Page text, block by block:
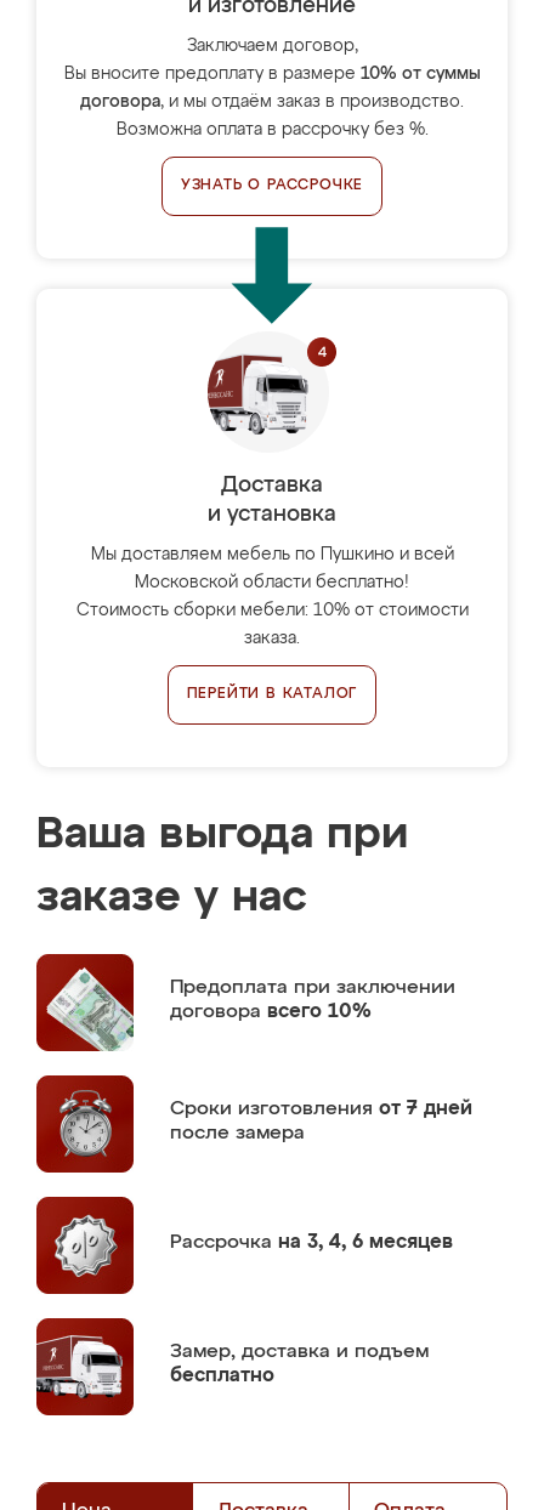
и изготовление
Заключаем договор,
Вы вносите предоплату в размере 10% от суммы
договора, и мы отдаём заказ в производство.
Возможна оплата в рассрочку без %.
УЗНАТЬ О РАССРОЧКЕ
Доставка
и установка
Мы доставляем мебель по Пушкино и всей
Московской области бесплатно!
Стоимость сборки мебели: 10% от стоимости
заказа.
ПЕРЕЙТИ В КАТАЛОГ
Ваша выгода при
заказе у нас
Предоплата при заключении
договора всего 10%
Сроки изготовления от 7 дней
после замера
Рассрочка на 3, 4, 6 месяцев
Замер, доставка и подъем
бесплатно